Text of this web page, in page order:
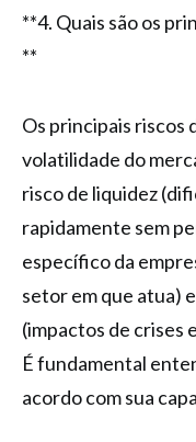
**4. Quais são os
**
Os principais riscos
volatilidade do
risco de liquidez
rapidamente sem
específico da
setor em que atua)
(impactos de crises
É fundamental
acordo com sua